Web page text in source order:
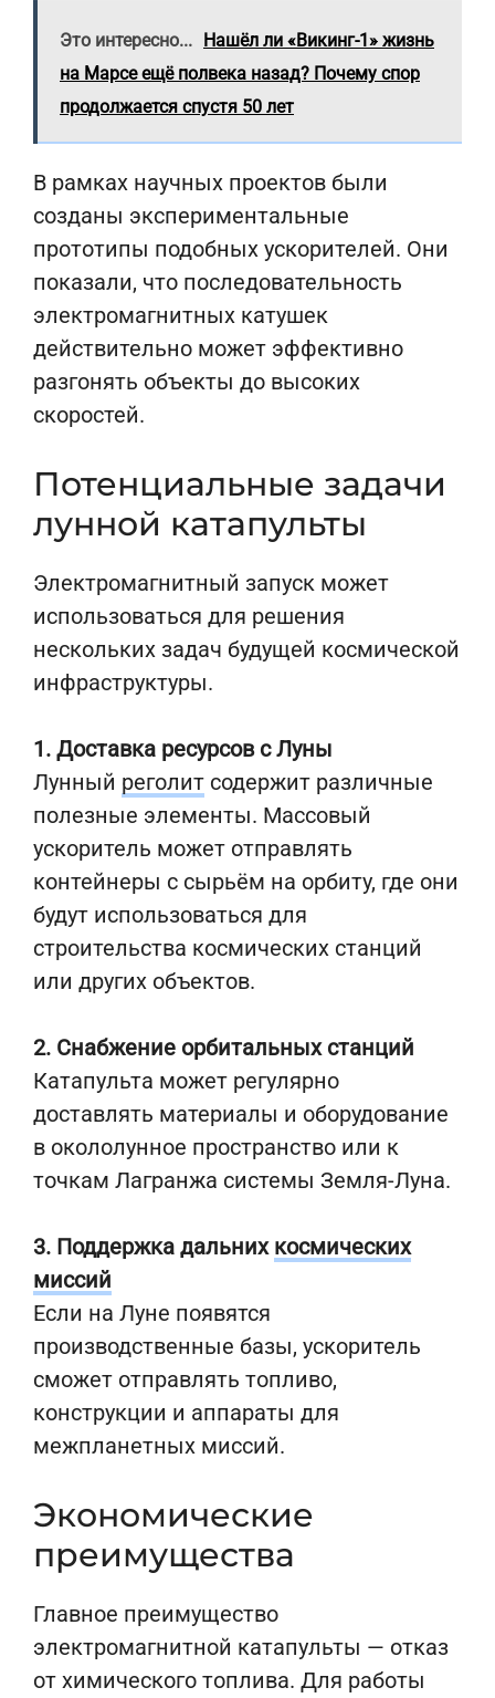
Это интересно... Нашёл ли «Викинг-1» жизнь
на Марсе ещё полвека назад? Почему спор
продолжается спустя 50 лет
В рамках научных проектов были
созданы экспериментальные
прототипы подобных ускорителей. Они
показали, что последовательность
электромагнитных катушек
действительно может эффективно
разгонять объекты до высоких
скоростей.
Потенциальные задачи
лунной катапульты
Электромагнитный запуск может
использоваться для решения
нескольких задач будущей космической
инфраструктуры.
1. Доставка ресурсов с Луны
Лунный реголит содержит различные
полезные элементы. Массовый
ускоритель может отправлять
контейнеры с сырьём на орбиту, где они
будут использоваться для
строительства космических станций
или других объектов.
2. Снабжение орбитальных станций
Катапульта может регулярно
доставлять материалы и оборудование
в окололунное пространство или к
точкам Лагранжа системы Земля-Луна.
3. Поддержка дальних космических
миссий
Если на Луне появятся
производственные базы, ускоритель
сможет отправлять топливо,
конструкции и аппараты для
межпланетных миссий.
Экономические
преимущества
Главное преимущество
электромагнитной катапульты — отказ
от химического топлива. Для работы